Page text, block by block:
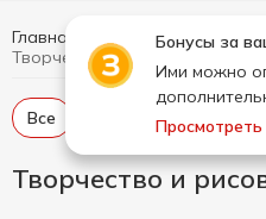
Бонусы за
Ими можно
Просмотреть
Главная Канцелярия
Все
Творчество и